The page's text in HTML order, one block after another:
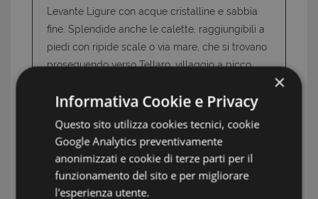
Levante Ligure con acque cristalline e sabbia
fine. Splendide anche le calette, raggiungibili a
piedi con ripide scale o via mare, che si trovano
proseguendo versoTellaro,villaggio a picco
estremità opposta del Golfo si trova
l'incantevole borgo di
Portovenere
, la cui
bellezza alimentò la leggenda che qui fosse
stato eretto un tempio dedicato a Venere
Ericina dove oggi svetta la romantica chiesetta
di San Pietro.L'isola Palmaria
×
Informativa Cookie e Privacy
Questo sito utilizza cookies tecnici, cookie
Google Analytics preventivamente
anonimizzati e cookie di terze parti per il
funzionamento del sito e per migliorare
l'esperienza utente.